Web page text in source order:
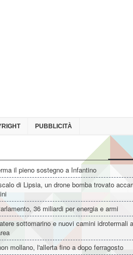
PUBBLICITÀ
il pieno sostegno a Infantino
di Lipsia, un drone bomba trovato
36 miliardi per energia e armi
sottomarino e nuovi camini idrotermali
mollano, l'allerta fino a dopo ferragosto